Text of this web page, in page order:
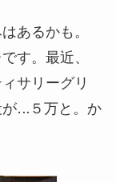
あるかも。
す。最近、
サリーグリ
が…５万と。か